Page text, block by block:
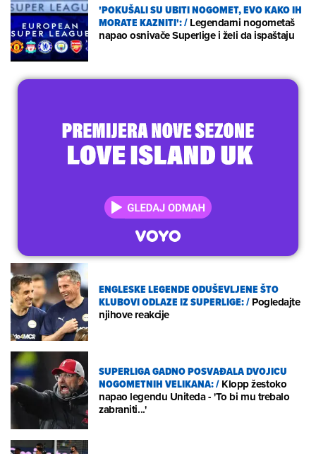
'POKUŠALI SU UBITI NOGOMET, EVO KAKO IH
MORATE KAZNITI':/Legendarni nogometaš
napao osnivače Superlige i želi da ispaštaju
ENGLESKE LEGENDE ODUŠEVLJENE ŠTO
KLUBOVI ODLAZE IZ SUPERLIGE:/Pogledajte
njihove reakcije
SUPERLIGA GADNO POSVAĐALA DVOJICU
NOGOMETNIH VELIKANA:/Klopp žestoko
napao legendu Uniteda - 'To bi mu trebalo
zabraniti...'